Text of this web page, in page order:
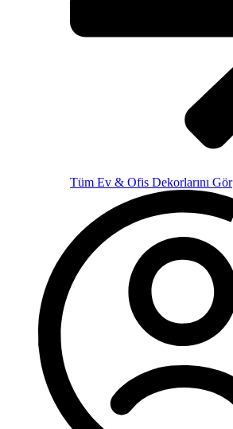
Tüm Ev & Ofis Dekorlarını Gör